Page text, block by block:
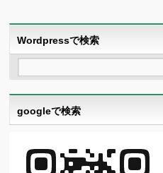
Wordpressで検索
googleで検索